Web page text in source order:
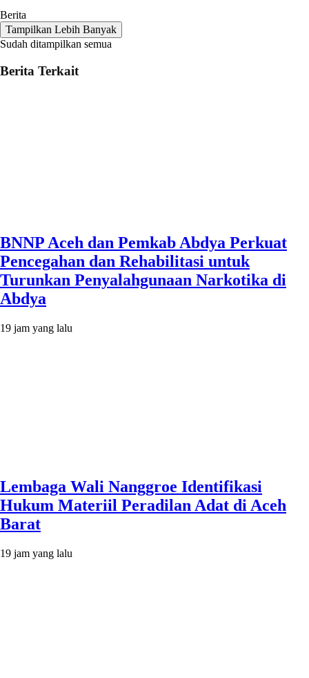
Berita
Tampilkan Lebih Banyak
Sudah ditampilkan semua
Berita Terkait
BNNP Aceh dan Pemkab Abdya Perkuat
Pencegahan dan Rehabilitasi untuk
Turunkan Penyalahgunaan Narkotika di
Abdya
19 jam yang lalu
Lembaga Wali Nanggroe Identifikasi
Hukum Materiil Peradilan Adat di Aceh
Barat
19 jam yang lalu